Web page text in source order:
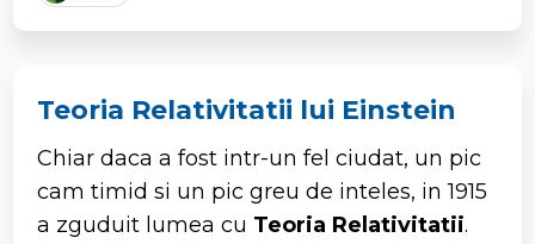
Teoria Relativitatii lui Einstein
Chiar daca a fost intr-un fel ciudat, un pic
cam timid si un pic greu de inteles, in 1915
a zguduit lumea cu Teoria Relativitatii.